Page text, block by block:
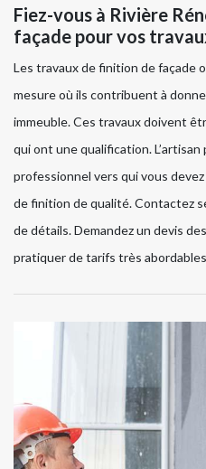
Fiez-vous à Rivière
façade pour vos
Les travaux de finition de façade
mesure où ils contribuent à
immeuble. Ces travaux doivent
qui ont une qualification.
professionnel vers qui vous
de finition de qualité. Contactez
de détails. Demandez un devis
pratiquer de tarifs très